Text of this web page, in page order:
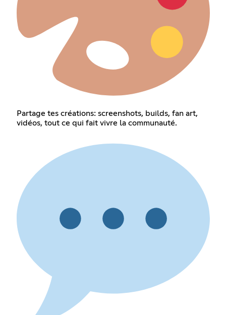
Partage tes créations: screenshots, builds, fan art,
vidéos, tout ce qui fait vivre la communauté.